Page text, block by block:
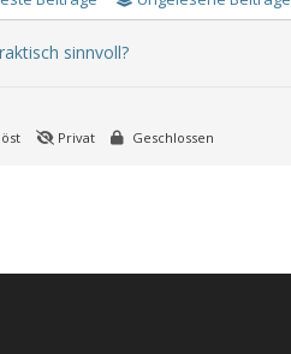
sinnvoll?
Privat Geschlossen